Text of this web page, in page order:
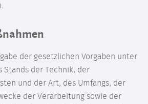
der gesetzlichen Vorgaben unter
Stands der Technik, der
und der Art, des Umfangs, der
der Verarbeitung sowie der